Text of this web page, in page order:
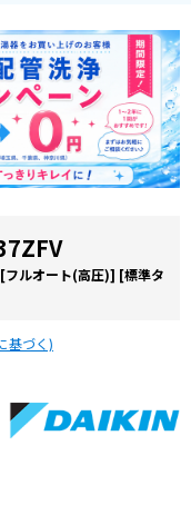
[フルオート(高圧)] [標準タ
基づく)